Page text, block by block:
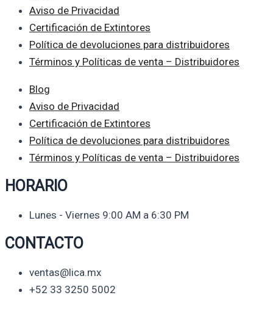
Aviso de Privacidad
Certificación de Extintores
Política de devoluciones para distribuidores
Términos y Políticas de venta – Distribuidores
Blog
Aviso de Privacidad
Certificación de Extintores
Política de devoluciones para distribuidores
Términos y Políticas de venta – Distribuidores
HORARIO
Lunes - Viernes 9:00 AM a 6:30 PM
CONTACTO
ventas@lica.mx
+52 33 3250 5002